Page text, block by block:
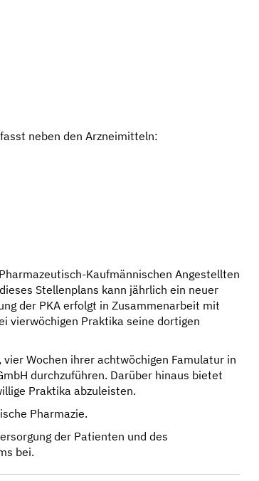
neben den Arzneimitteln:
Kaufmännischen Angestellten
Stellenplans kann jährlich ein neuer
der PKA erfolgt in Zusammenarbeit mit
vierwöchigen Praktika seine dortigen
Wochen ihrer achtwöchigen Famulatur in
durchzuführen. Darüber hinaus bietet
Praktika abzuleisten.
Pharmazie.
der Patienten und des
bei.